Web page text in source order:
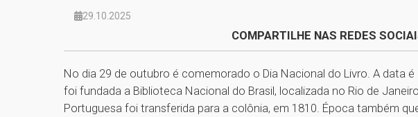
29.10.2025
COMPARTILHE NAS REDES
No dia 29 de outubro é comemorado o Dia Nacional do Livro. A data
foi fundada a Biblioteca Nacional do Brasil, localizada no Rio de
Portuguesa foi transferida para a colônia, em 1810. Época também